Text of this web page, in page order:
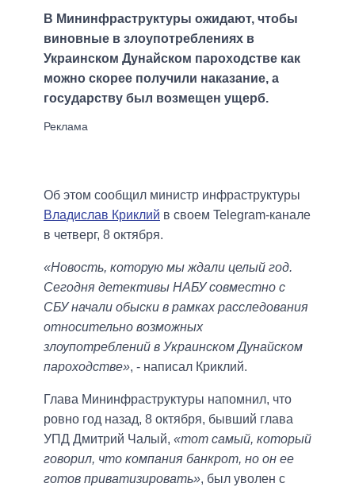
В Мининфраструктуры ожидают, чтобы
виновные в злоупотреблениях в
Украинском Дунайском пароходстве как
можно скорее получили наказание, а
государству был возмещен ущерб.
Об этом сообщил министр инфраструктуры
Владислав Криклий в своем Telegram-канале
в четверг, 8 октября.
«Новость, которую мы ждали целый год.
Сегодня детективы НАБУ совместно с
СБУ начали обыски в рамках расследования
относительно возможных
злоупотреблений в Украинском Дунайском
пароходстве», - написал Криклий.
Глава Мининфраструктуры напомнил, что
ровно год назад, 8 октября, бывший глава
УПД Дмитрий Чалый, «тот самый, который
говорил, что компания банкрот, но он ее
готов приватизировать», был уволен с